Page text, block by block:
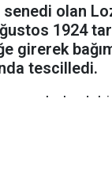
olan
1924
tescilledi.
cephelerdeki